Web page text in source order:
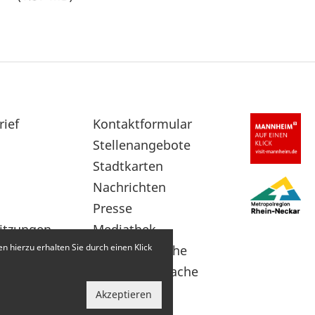
Sekundärnavigation
im
Fußbereich
Kontaktformular
Stellenangebote
Stadtkarten
Nachrichten
Presse
Mediathek
Leichte Sprache
Gebärdensprache
hierzu erhalten Sie durch einen Klick
Akzeptieren